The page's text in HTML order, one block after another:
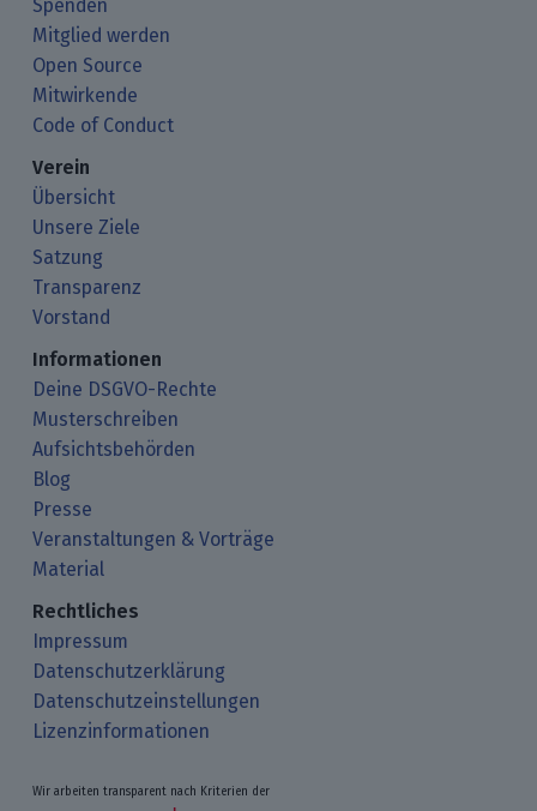
Spenden
Mitglied werden
Open Source
Mitwirkende
Code of Conduct
Verein
Übersicht
Unsere Ziele
Satzung
Transparenz
Vorstand
Informationen
Deine DSGVO-Rechte
Musterschreiben
Aufsichtsbehörden
Blog
Presse
Veranstaltungen & Vorträge
Material
Rechtliches
Impressum
Datenschutzerklärung
Datenschutzeinstellungen
Lizenzinformationen
Wir arbeiten transparent nach Kriterien der